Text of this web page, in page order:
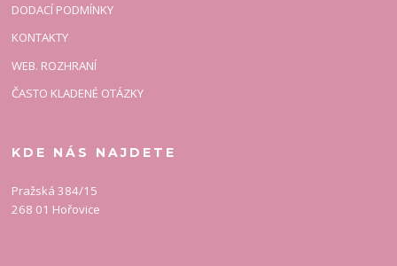
DODACÍ PODMÍNKY
KONTAKTY
WEB. ROZHRANÍ
ČASTO KLADENÉ OTÁZKY
KDE NÁS NAJDETE
Pražská 384/15
268 01 Hořovice